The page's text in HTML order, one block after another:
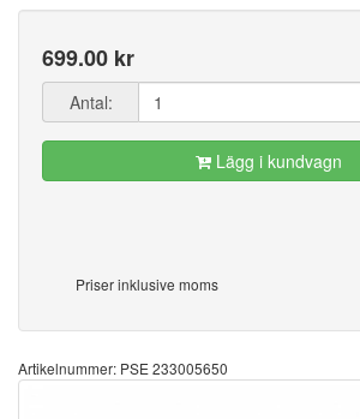
699.00 kr
Antal:
Lägg i kundvagn
Priser inklusive moms
Artikelnummer: PSE 233005650